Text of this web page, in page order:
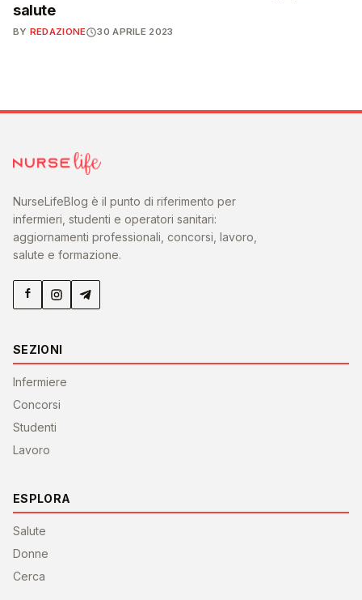
salute
BY REDAZIONE 30 APRILE 2023
NurseLifeBlog è il punto di riferimento per
infermieri, studenti e operatori sanitari:
aggiornamenti professionali, concorsi, lavoro,
salute e formazione.
SEZIONI
Infermiere
Concorsi
Studenti
Lavoro
ESPLORA
Salute
Donne
Cerca